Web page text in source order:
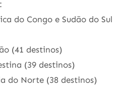
do Congo e Sudão do Sul
(41 destinos)
(39 destinos)
do Norte (38 destinos)